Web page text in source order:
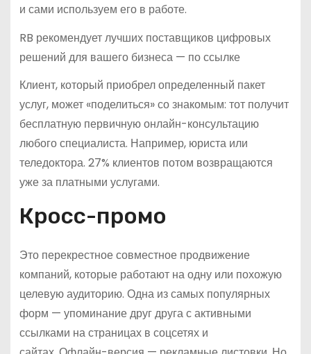
и сами используем его в работе.
RB рекомендует лучших поставщиков цифровых
решений для вашего бизнеса — по ссылке
Клиент, который приобрел определенный пакет
услуг, может «поделиться» со знакомым: тот получит
бесплатную первичную онлайн-консультацию
любого специалиста. Например, юриста или
теледоктора. 27% клиентов потом возвращаются
уже за платными услугами.
Кросс-промо
Это перекрестное совместное продвижение
компаний, которые работают на одну или похожую
целевую аудиторию. Одна из самых популярных
форм — упоминание друг друга с активными
ссылками на страницах в соцсетях и